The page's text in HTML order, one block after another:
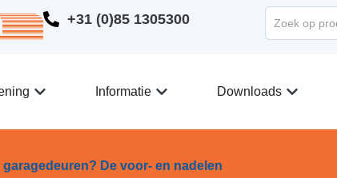
+31 (0)85 1305300
Informatie Downloads
De voor- en nadelen